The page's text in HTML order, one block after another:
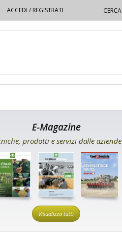
ACCEDI / REGISTRATI
E-Magazine
prodotti e servizi dalle aziende
Visualizza tutti